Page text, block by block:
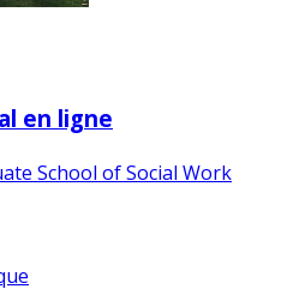
en ligne
School of Social Work